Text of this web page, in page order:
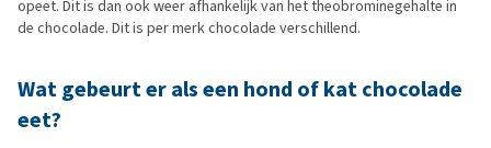
opeet. Dit is dan ook weer afhankelijk van het theobrominegehalte in
de chocolade. Dit is per merk chocolade verschillend.
Wat gebeurt er als een hond of kat chocolade
eet?